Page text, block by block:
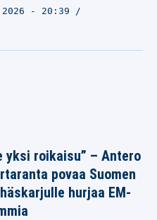
- 20:39
yksi roikaisu” – Antero
povaa Suomen
hurjaa EM-